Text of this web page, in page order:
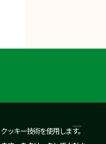
ッキー技術を使用します。